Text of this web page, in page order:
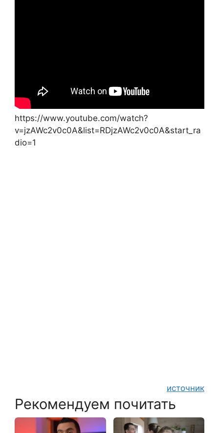
https://www.youtube.com/watch?
v=jzAWc2v0c0A&list=RDjzAWc2v0c0A&start_ra
dio=1
источник
Рекомендуем почитать